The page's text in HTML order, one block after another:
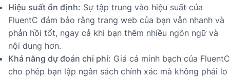
Hiệu suất ổn định: Sự tập trung vào hiệu suất của
FluentC đảm bảo rằng trang web của bạn vẫn nhanh và
phản hồi tốt, ngay cả khi bạn thêm nhiều ngôn ngữ và
nội dung hơn.
Khả năng dự đoán chi phí: Giá cả minh bạch của FluentC
cho phép bạn lập ngân sách chính xác mà không phải lo